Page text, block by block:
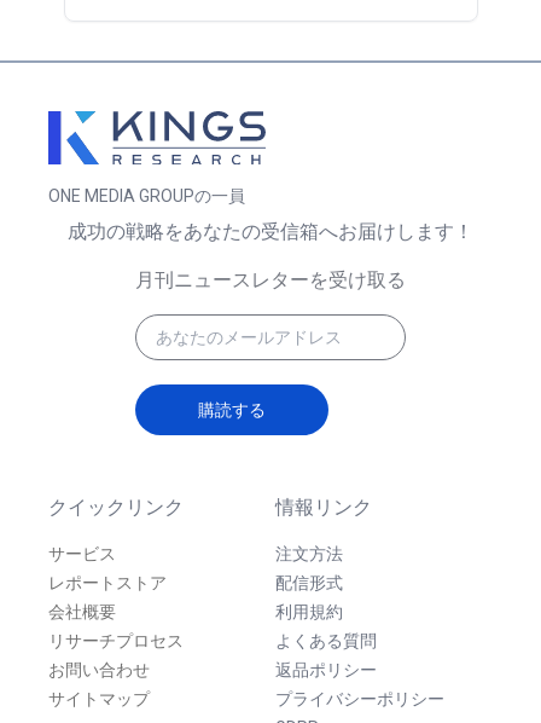
ONE MEDIA GROUPの一員
クイックリンク
サービス
レポートストア
会社概要
リサーチプロセス
お問い合わせ
サイトマップ
情報リンク
注文方法
配信形式
利用規約
よくある質問
返品ポリシー
プライバシーポリシー
成功の戦略をあなたの受信箱へお届けします！
月刊ニュースレターを受け取る
購読する